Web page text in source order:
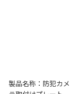
製品名称：防犯カメ